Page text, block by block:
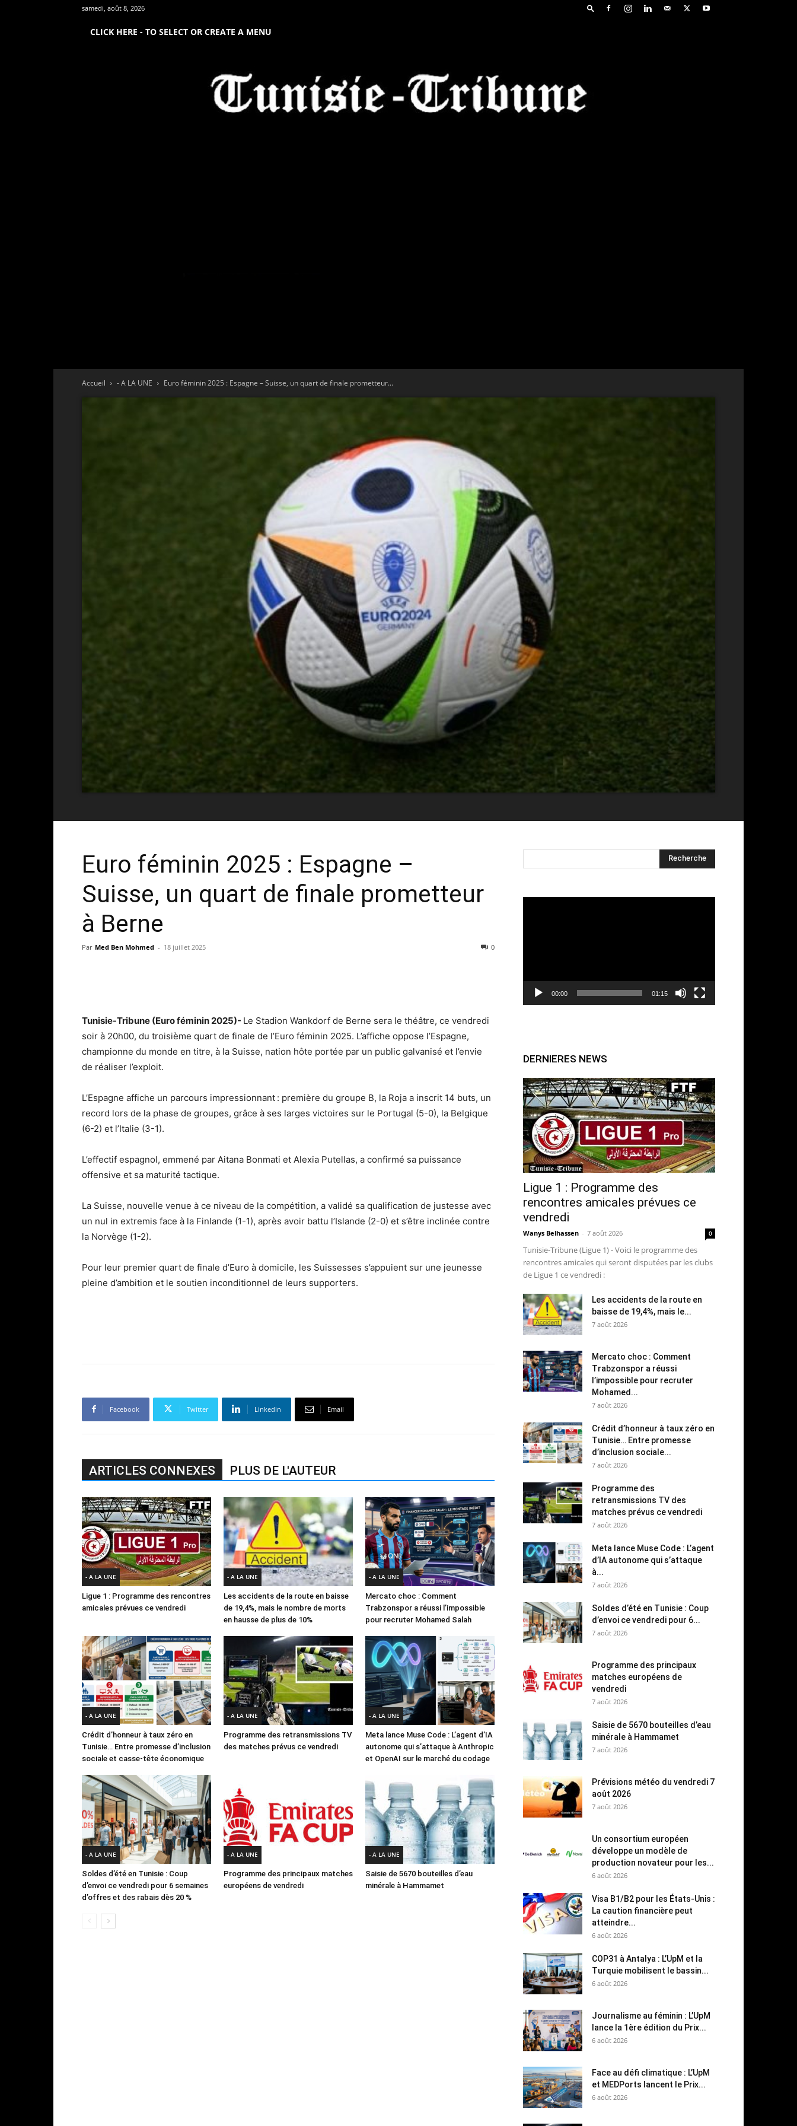
samedi, août 8, 2026
CLICK HERE - TO SELECT OR CREATE A MENU
Accueil - A LA UNE Euro féminin 2025 : Espagne – Suisse, un quart de finale prometteur...
Euro féminin 2025 : Espagne –
Suisse, un quart de finale prometteur
à Berne
Par Med Ben Mohmed - 18 juillet 2025 0
Tunisie-Tribune (Euro féminin 2025)- Le Stadion Wankdorf de Berne sera le théâtre, ce vendredi
soir à 20h00, du troisième quart de finale de l’Euro féminin 2025. L’affiche oppose l’Espagne,
championne du monde en titre, à la Suisse, nation hôte portée par un public galvanisé et l’envie
de réaliser l’exploit.
L’Espagne affiche un parcours impressionnant : première du groupe B, la Roja a inscrit 14 buts, un
record lors de la phase de groupes, grâce à ses larges victoires sur le Portugal (5-0), la Belgique
(6-2) et l’Italie (3-1).
L’effectif espagnol, emmené par Aitana Bonmati et Alexia Putellas, a confirmé sa puissance
offensive et sa maturité tactique.
La Suisse, nouvelle venue à ce niveau de la compétition, a validé sa qualification de justesse avec
un nul in extremis face à la Finlande (1-1), après avoir battu l’Islande (2-0) et s’être inclinée contre
la Norvège (1-2).
Pour leur premier quart de finale d’Euro à domicile, les Suissesses s’appuient sur une jeunesse
pleine d’ambition et le soutien inconditionnel de leurs supporters.
Facebook Twitter Linkedin Email
ARTICLES CONNEXES PLUS DE L'AUTEUR
- A LA UNE
Ligue 1 : Programme des rencontres
amicales prévues ce vendredi
- A LA UNE
Les accidents de la route en baisse
de 19,4%, mais le nombre de morts
en hausse de plus de 10%
- A LA UNE
Mercato choc : Comment
Trabzonspor a réussi l’impossible
pour recruter Mohamed Salah
- A LA UNE
Crédit d’honneur à taux zéro en
Tunisie… Entre promesse d’inclusion
sociale et casse-tête économique
- A LA UNE
Programme des retransmissions TV
des matches prévus ce vendredi
- A LA UNE
Meta lance Muse Code : L’agent d’IA
autonome qui s’attaque à Anthropic
et OpenAI sur le marché du codage
- A LA UNE
Soldes d’été en Tunisie : Coup
d’envoi ce vendredi pour 6 semaines
d’offres et des rabais dès 20 %
- A LA UNE
Programme des principaux matches
européens de vendredi
- A LA UNE
Saisie de 5670 bouteilles d’eau
minérale à Hammamet
00:00 01:15
DERNIERES NEWS
Ligue 1 : Programme des
rencontres amicales prévues ce
vendredi
Wanys Belhassen - 7 août 2026 0
Tunisie-Tribune (Ligue 1) - Voici le programme des
rencontres amicales qui seront disputées par les clubs
de Ligue 1 ce vendredi :
Les accidents de la route en
baisse de 19,4%, mais le...
7 août 2026
Mercato choc : Comment
Trabzonspor a réussi
l’impossible pour recruter
Mohamed...
7 août 2026
Crédit d’honneur à taux zéro en
Tunisie… Entre promesse
d’inclusion sociale...
7 août 2026
Programme des
retransmissions TV des
matches prévus ce vendredi
7 août 2026
Meta lance Muse Code : L’agent
d’IA autonome qui s’attaque
à...
7 août 2026
Soldes d’été en Tunisie : Coup
d’envoi ce vendredi pour 6...
7 août 2026
Programme des principaux
matches européens de
vendredi
7 août 2026
Saisie de 5670 bouteilles d’eau
minérale à Hammamet
7 août 2026
Prévisions météo du vendredi 7
août 2026
7 août 2026
Un consortium européen
développe un modèle de
production novateur pour les...
6 août 2026
Visa B1/B2 pour les États-Unis :
La caution financière peut
atteindre...
6 août 2026
COP31 à Antalya : L’UpM et la
Turquie mobilisent le bassin...
6 août 2026
Journalisme au féminin : L’UpM
lance la 1ère édition du Prix...
6 août 2026
Face au défi climatique : L’UpM
et MEDPorts lancent le Prix...
6 août 2026